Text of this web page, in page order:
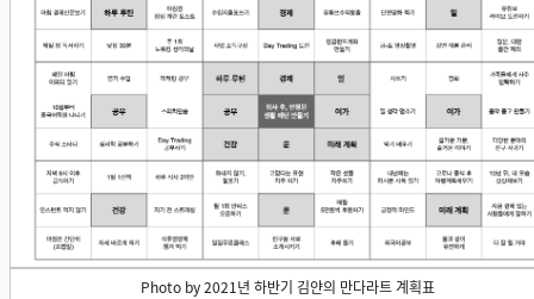
Photo by 2021년 하반기 김얀의 만다라트 계획표